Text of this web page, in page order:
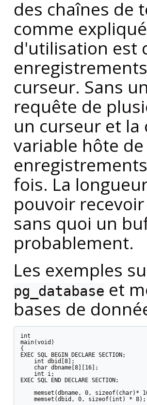
des chaînes de
comme expliqué
d'utilisation est
curseur. Sans
requête de
un curseur et
variable hôte
fois. La
pouvoir
sans quoi un
probablement.
Les exemples
pg_database et
bases de
int
main(void)
{
EXEC SQL BEGIN DECLARE SECTION;
    int dbid[8];
    char dbname[8][16];
    int i;
EXEC SQL END DECLARE SECTION;
memset(dbname, 0, sizeof(char)*
    memset(dbid, 0, sizeof(int) * 8);